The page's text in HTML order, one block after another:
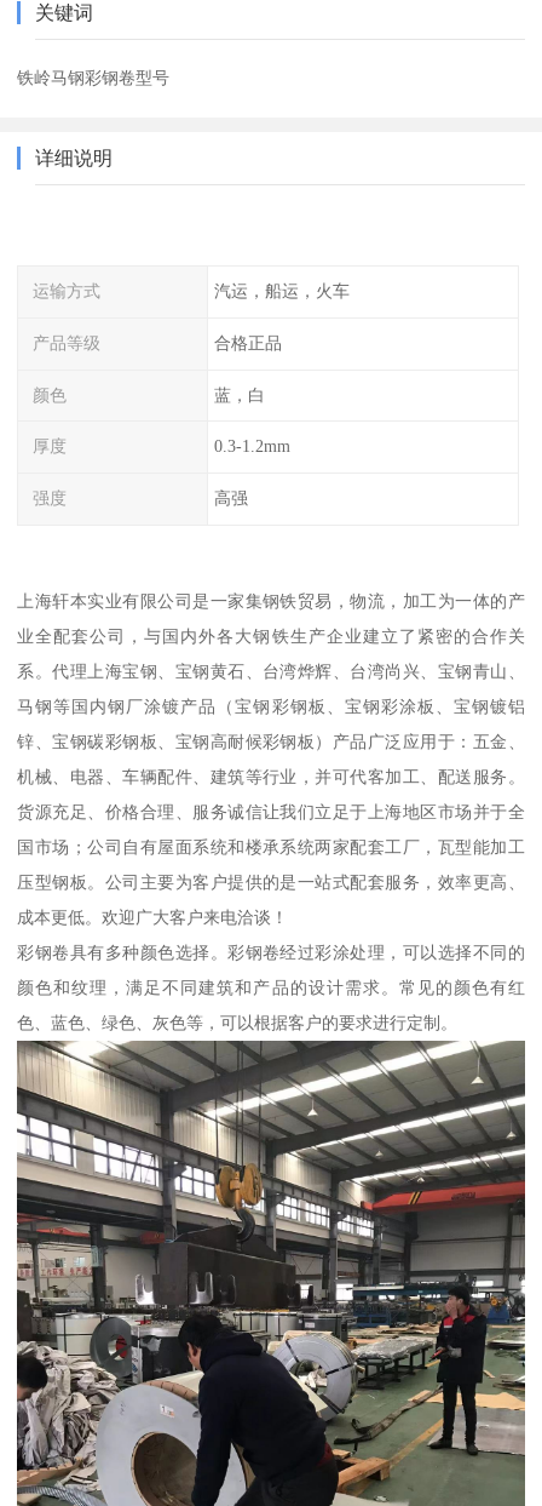
关键词
铁岭马钢彩钢卷型号
详细说明
运输方式 汽运，船运，火车
产品等级 合格正品
颜色 蓝，白
厚度 0.3-1.2mm
强度 高强
上海轩本实业有限公司是一家集钢铁贸易，物流，加工为一体的产
业全配套公司，与国内外各大钢铁生产企业建立了紧密的合作关
系。代理上海宝钢、宝钢黄石、台湾烨辉、台湾尚兴、宝钢青山、
马钢等国内钢厂涂镀产品（宝钢彩钢板、宝钢彩涂板、宝钢镀铝
锌、宝钢碳彩钢板、宝钢高耐候彩钢板）产品广泛应用于：五金、
机械、电器、车辆配件、建筑等行业，并可代客加工、配送服务。
货源充足、价格合理、服务诚信让我们立足于上海地区市场并于全
国市场；公司自有屋面系统和楼承系统两家配套工厂，瓦型能加工
压型钢板。公司主要为客户提供的是一站式配套服务，效率更高、
成本更低。欢迎广大客户来电洽谈！
彩钢卷具有多种颜色选择。彩钢卷经过彩涂处理，可以选择不同的
颜色和纹理，满足不同建筑和产品的设计需求。常见的颜色有红
色、蓝色、绿色、灰色等，可以根据客户的要求进行定制。